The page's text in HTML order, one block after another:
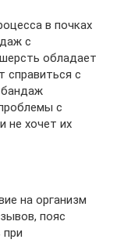
в почках
с
обладает
справиться с
бандаж
с
не хочет их
на организм
пояс
при